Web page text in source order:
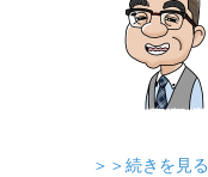
＞＞続きを見る